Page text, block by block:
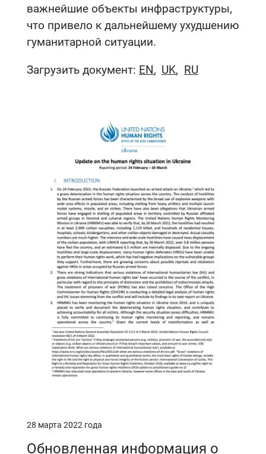
важнейшие объекты инфраструктуры,
что привело к дальнейшему ухудшению
гуманитарной ситуации.
Загрузить документ: EN UK RU
28 марта 2022 года
Обновленная информация о